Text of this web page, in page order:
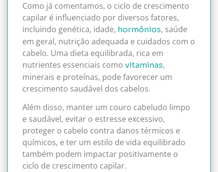
Como já comentamos, o ciclo de crescimento
capilar é influenciado por diversos fatores,
incluindo genética, idade, hormônios, saúde
em geral, nutrição adequada e cuidados com o
cabelo. Uma dieta equilibrada, rica em
nutrientes essenciais como vitaminas,
minerais e proteínas, pode favorecer um
crescimento saudável dos cabelos.
Além disso, manter um couro cabeludo limpo
e saudável, evitar o estresse excessivo,
proteger o cabelo contra danos térmicos e
químicos, e ter um estilo de vida equilibrado
também podem impactar positivamente o
ciclo de crescimento capilar.